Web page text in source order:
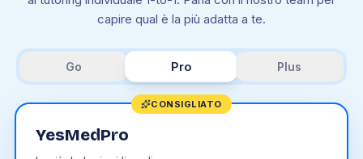
capire qual è la più adatta a te.
Go Pro Plus
CONSIGLIATO
YesMedPro